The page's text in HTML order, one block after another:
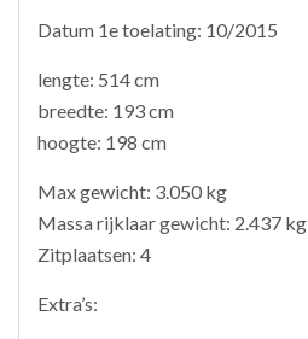
Datum 1e toelating: 10/2015
lengte: 514 cm
breedte: 193 cm
hoogte: 198 cm
Max gewicht: 3.050 kg
Massa rijklaar gewicht: 2.437 kg
Zitplaatsen: 4
Extra’s: